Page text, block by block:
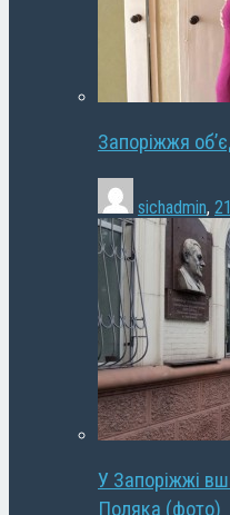
Запоріжжя
sichadmin,
У Запоріжжі
Поляка (фото)